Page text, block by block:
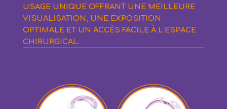
USAGE UNIQUE OFFRANT UNE MEILLEURE
VISUALISATION, UNE EXPOSITION
OPTIMALE ET UN ACCÈS FACILE À L’ESPACE
CHIRURGICAL.